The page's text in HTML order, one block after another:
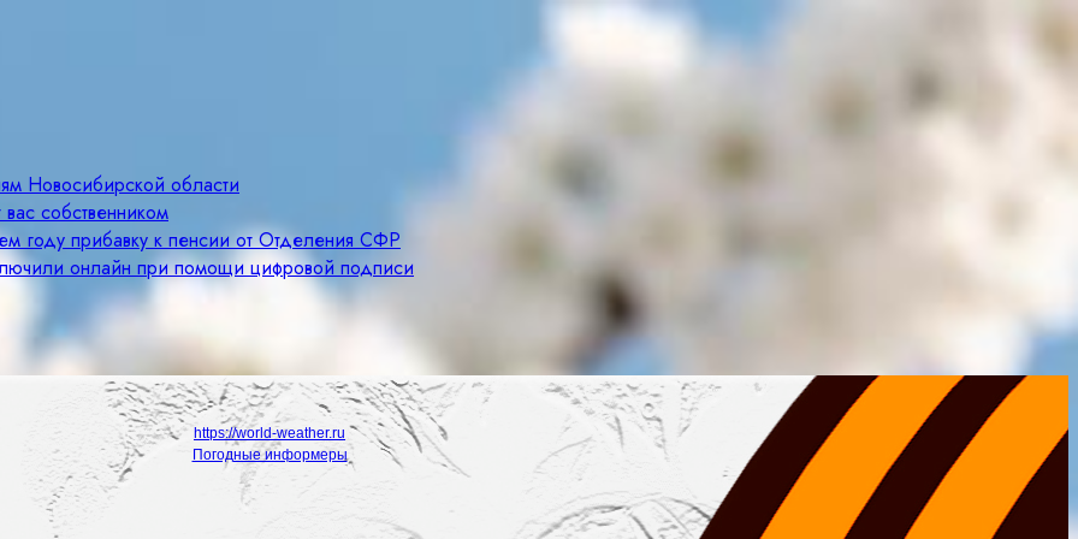
Новосибирской области
собственником
году прибавку к пенсии от Отделения СФР
онлайн при помощи цифровой подписи
https://world-weather.ru
Погодные информеры